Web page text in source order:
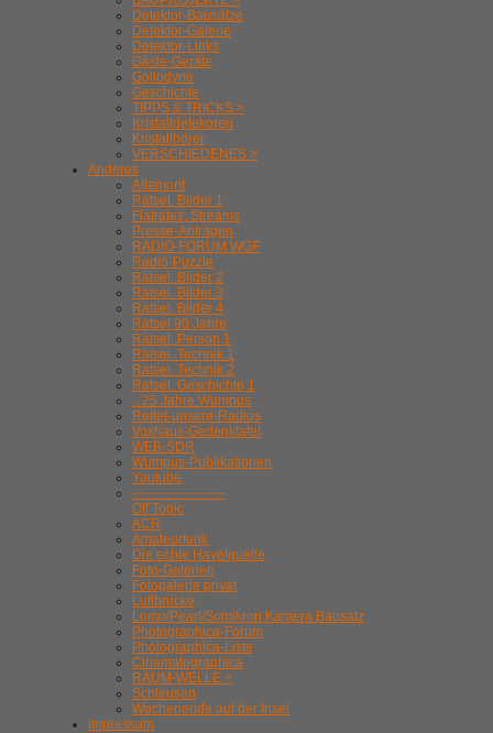
Detektor-Bausätze
Detektor-Galerie
Detektor-Links
Gäste-Geräte
Gollodyne
Geschichte
TIPPS & TRICKS >
Kristalldetekoren
Kristallhörer
VERSCHIEDENES >
Anderes
Altamont
Rätsel. Bilder 1
Flatrates, Streams
Presse-Anfragen
RADIO-FORUM WGF
Radio-Puzzle
Rätsel. Bilder 2
Rätsel. Bilder 3
Rätsel. Bilder 4
Rätsel 90 Jahre
Rätsel. Person 1
Rätsel. Technik 1
Rätsel. Technik 2
Rätsel. Geschichte 1
.. 25 Jahre Wumpus
Rettet-unsere-Radios
Voxhaus-Gedenktafel
WEB-SDR
Wumpus-Publikationen
Youtube
---------------------
Off Topic
ACR
Amateurfunk
Die echte Havelquelle
Foto-Galerien
Fotogalerie privat
Luftbrücke
Lomo/Pearl/Somikron Kamera Bausatz
Photographica-Forum
Photographica-Liste
Cinematographica
RAUM-WELLE >
Schleusen
Wochenende auf der Insel
Impressum